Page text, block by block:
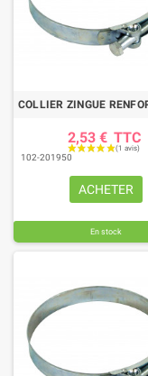
2,53 € TTC
102-201950
ACHETER
En stock